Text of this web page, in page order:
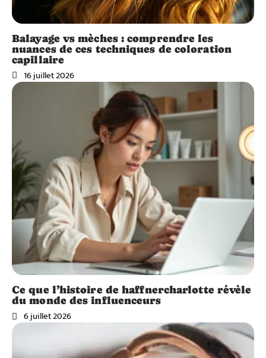
Balayage vs mèches : comprendre les
nuances de ces techniques de coloration
capillaire
16 juillet 2026
Ce que l’histoire de haffnercharlotte révèle
du monde des influenceurs
6 juillet 2026